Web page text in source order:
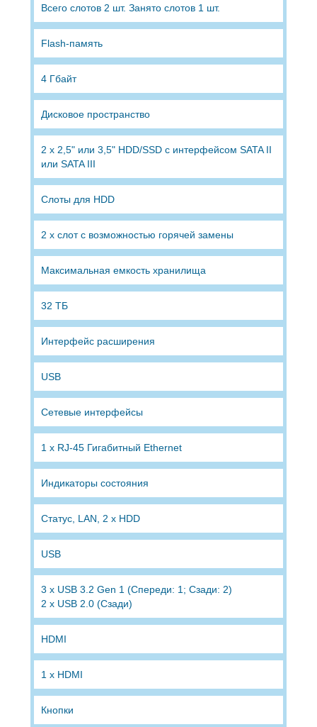
Всего слотов 2 шт. Занято слотов 1 шт.
Flash-память
4 Гбайт
Дисковое пространство
2 x 2,5" или 3,5" HDD/SSD с интерфейсом SATA II
или SATA III
Слоты для HDD
2 x слот с возможностью горячей замены
Максимальная емкость хранилища
32 ТБ
Интерфейс расширения
USB
Сетевые интерфейсы
1 x RJ-45 Гигабитный Ethernet
Индикаторы состояния
Статус, LAN, 2 x HDD
USB
3 x USB 3.2 Gen 1 (Спереди: 1; Сзади: 2)
2 x USB 2.0 (Сзади)
HDMI
1 x HDMI
Кнопки